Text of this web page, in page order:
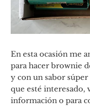
En esta ocasión me
para hacer brownie
y con un sabor
que esté interesado,
información o para